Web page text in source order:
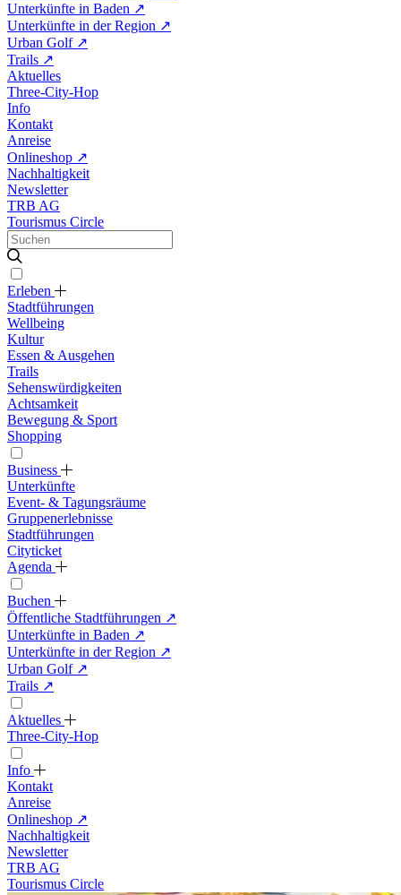
Unterkünfte in Baden ↗
Unterkünfte in der Region ↗
Urban Golf ↗
Trails ↗
Aktuelles
Three-City-Hop
Info
Kontakt
Anreise
Onlineshop ↗
Nachhaltigkeit
Newsletter
TRB AG
Tourismus Circle
Erleben
Stadtführungen
Wellbeing
Kultur
Essen & Ausgehen
Trails
Sehenswürdigkeiten
Achtsamkeit
Bewegung & Sport
Shopping
Business
Unterkünfte
Event- & Tagungsräume
Gruppenerlebnisse
Stadtführungen
Cityticket
Agenda
Buchen
Öffentliche Stadtführungen ↗
Unterkünfte in Baden ↗
Unterkünfte in der Region ↗
Urban Golf ↗
Trails ↗
Aktuelles
Three-City-Hop
Info
Kontakt
Anreise
Onlineshop ↗
Nachhaltigkeit
Newsletter
TRB AG
Tourismus Circle